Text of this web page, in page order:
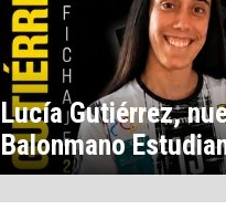
Lucía Gutiérrez,
Balonmano